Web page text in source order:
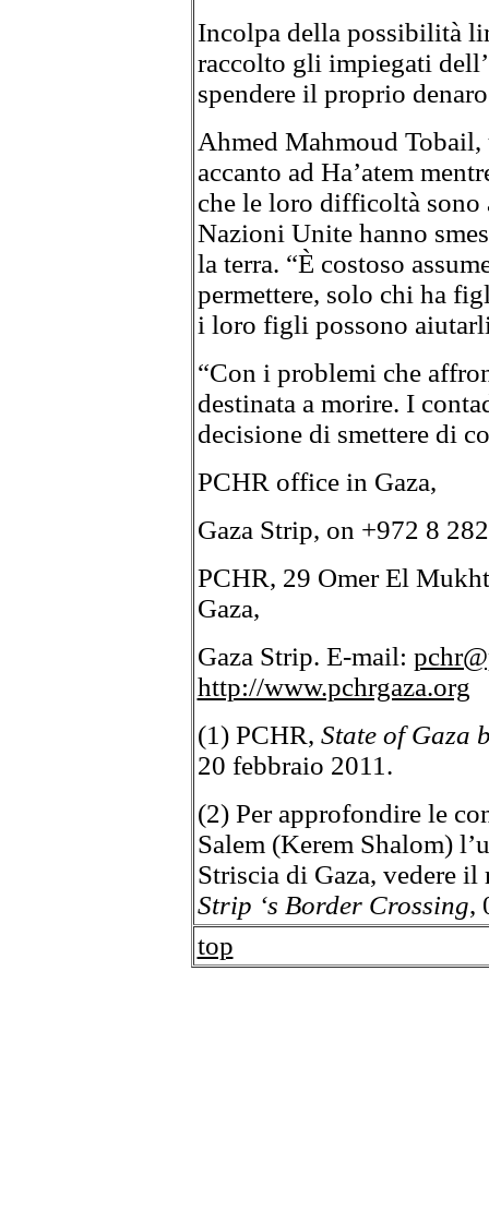
Incolpa della possibilità
raccolto gli impiegati
spendere il proprio
Ahmed Mahmoud
accanto ad Ha’atem
che le loro difficoltà sono
Nazioni Unite hanno
la terra. “È costoso
permettere, solo chi ha
i loro figli possono
“Con i problemi che
destinata a morire. I
decisione di smettere di
PCHR office in Gaza,
Gaza Strip, on +972 8
PCHR, 29 Omer El
Gaza,
Gaza Strip. E-mail:
http://www.pchrgaza.org
(1) PCHR, State of Gaza
20 febbraio 2011.
(2) Per approfondire le
Salem (Kerem Shalom)
Striscia di Gaza, vedere
Strip ‘s Border Crossing,
top